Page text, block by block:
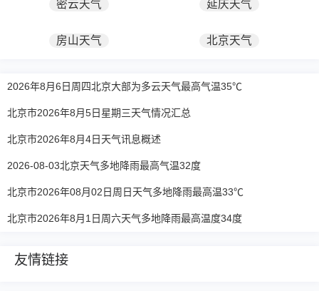
密云天气 延庆天气
房山天气 北京天气
2026年8月6日周四北京大部为多云天气最高气温35℃
北京市2026年8月5日星期三天气情况汇总
北京市2026年8月4日天气讯息概述
2026-08-03北京天气多地降雨最高气温32度
北京市2026年08月02日周日天气多地降雨最高温33℃
北京市2026年8月1日周六天气多地降雨最高温度34度
友情链接